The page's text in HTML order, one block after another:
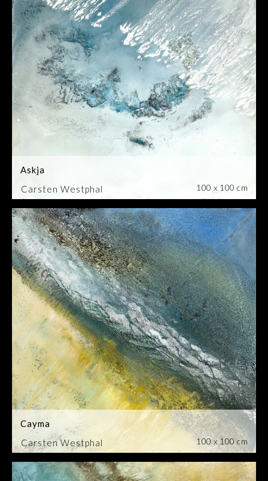
Carsten Westphal
Askja
100 x 100 cm
Carsten Westphal
Cayma
100 x 100 cm